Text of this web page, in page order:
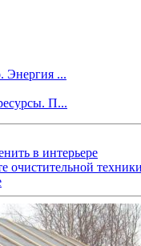
Энергия ...
П...
в интерьере
очистительной техники